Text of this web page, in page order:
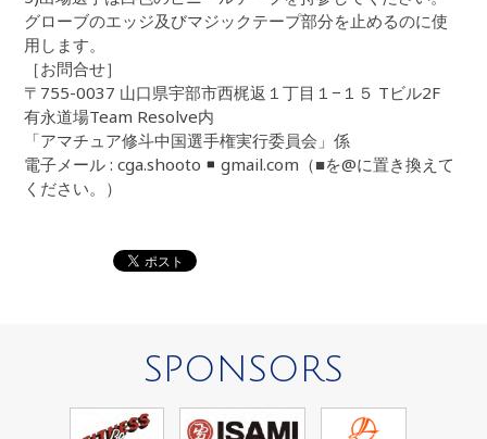
グローブのエッジ及びマジックテープ部分を止めるのに使
用します。
［お問合せ］
〒755-0037 山口県宇部市西梶返１丁目１−１５ Tビル2F
有永道場Team Resolve内
「アマチュア修斗中国選手権実行委員会」係
電子メール : cga.shooto
gmail.com（■を@に置き換えて
ください。）
SPONSORS